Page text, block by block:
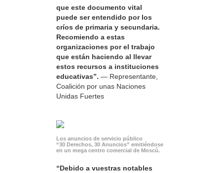
que este documento vital
puede ser entendido por los
críos de primaria y secundaria.
Recomiendo a estas
organizaciones por el trabajo
que están haciendo al llevar
estos recursos a instituciones
educativas”. — Representante,
Coalición por unas Naciones
Unidas Fuertes
Los anuncios de servicio público
“30 Derechos, 30 Anuncios” emitiéndose
en un mega centro comercial de Moscú.
“Debido a vuestras notables